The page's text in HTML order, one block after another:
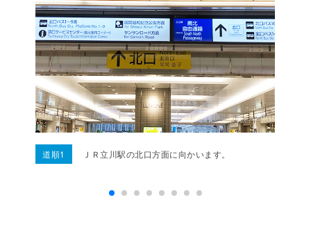
QRコード決済
PayPay / d払い / auPay / 楽天ペイ / メルペイ /
その他支払い方法
Saison Card / TS CUBIC CARD / DC CARD / NICOSカード /
UCカード / dカード / MUFGカード / 楽天カード / JCBギフトカ
ード / JTBナイスギフトカード / DCギフトカード / UCギフトカ
ード / VISA・Masterギフトカード / MUFG・NICOSギフトカ
ード / ダイナースギフトカード / AMEXギフトカード / SC発行
金券 / 髙島屋商品券 / 髙島屋商品券お内渡票 / 髙島屋ギフトカー
道順1
ＪＲ立川駅の北口方面に向かいます。